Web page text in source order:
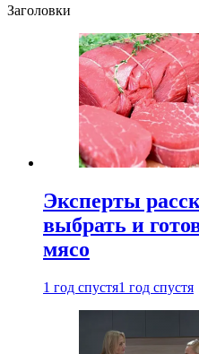
Заголовки
Эксперты
выбрать и
мясо
1 год спустя1 год спустя